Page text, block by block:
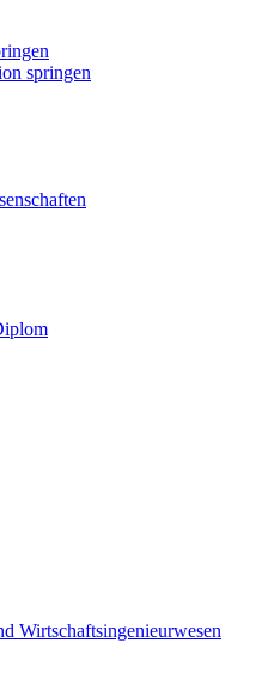
springen
Wirtschaftsingenieurwesen